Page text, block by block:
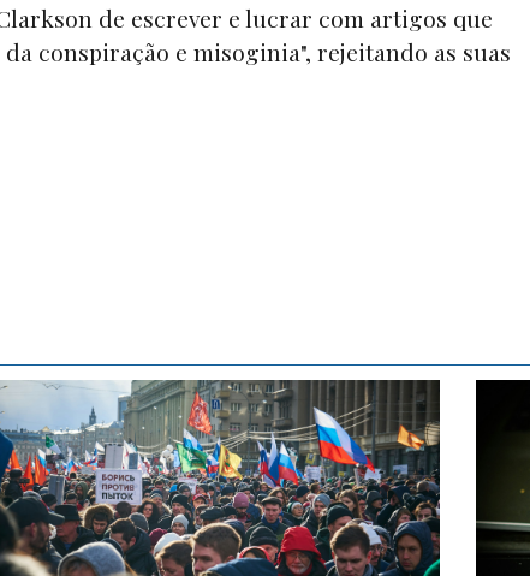
de escrever e lucrar com artigos que
conspiração e misoginia", rejeitando as suas